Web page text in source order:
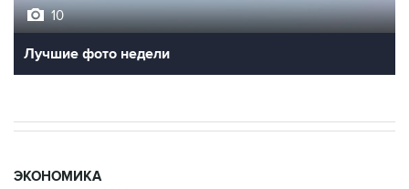
10
Лучшие фото недели
ЭКОНОМИКА